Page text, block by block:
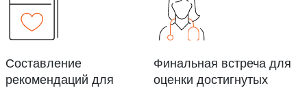
Составление
рекомендаций для
Финальная встреча для
оценки достигнутых